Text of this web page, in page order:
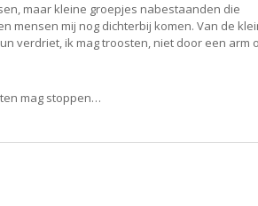
maar kleine groepjes nabestaanden die
mensen mij nog dichterbij komen. Van de
verdriet, ik mag troosten, niet door een arm
mag stoppen…